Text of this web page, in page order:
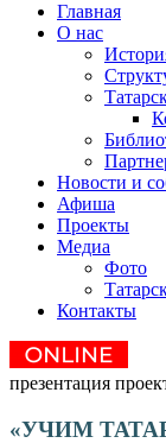
Главная
О нас
Новости и
Афиша
Проекты
Медиа
Фото
Контакты
презентация
«УЧИМ